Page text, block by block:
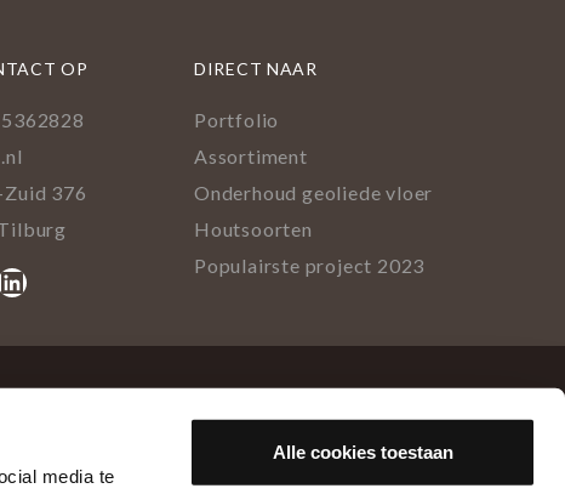
media te
Alle cookies toestaan
OP
Zuid 376
DIRECT NAAR
Portfolio
Assortiment
Onderhoud geoliede vloer
Houtsoorten
Populairste project 2023